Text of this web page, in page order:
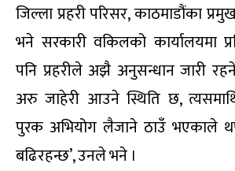
जिल्ला प्रहरी परिसर, काठमाडौंका
भने सरकारी वकिलको कार्यालयमा
पनि प्रहरीले अझै अनुसन्धान जारी
अरु जाहेरी आउने स्थिति छ,
पुरक अभियोग लैजाने ठाउँ भएकाले
बढिरहन्छ’, उनले भने ।